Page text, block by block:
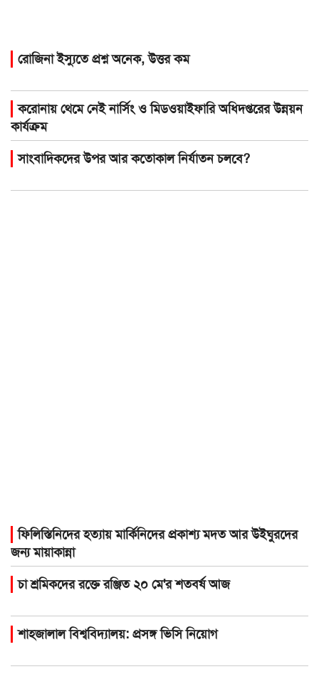
রোজিনা ইস্যুতে প্রশ্ন অনেক, উত্তর কম
করোনায় থেমে নেই নার্সিং ও মিডওয়াইফারি অধিদপ্তরের উন্নয়ন
কার্যক্রম
সাংবাদিকদের উপর আর কতোকাল নির্যাতন চলবে?
ফিলিস্তিনিদের হত্যায় মার্কিনিদের প্রকাশ্য মদত আর উইঘুরদের
জন্য মায়াকান্না
চা শ্রমিকদের রক্তে রঞ্জিত ২০ মে'র শতবর্ষ আজ
শাহজালাল বিশ্ববিদ্যালয়: প্রসঙ্গ ভিসি নিয়োগ